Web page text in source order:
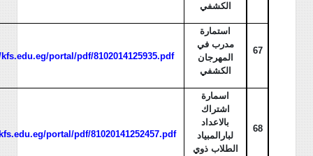
الكشفي
67
استمارة
مدرب في
المهرجان
الكشفي
portal/pdf/8102014125935.pdf
68
اسمارة
اشتراك
بالاعداد
لبارالمبياد
الطلاب ذوي
portal/pdf/81020141252457.pdf